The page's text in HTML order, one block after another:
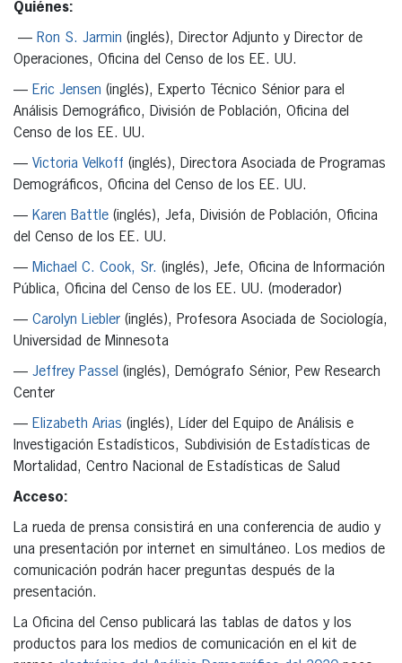
Quiénes:
— Ron S. Jarmin (inglés), Director Adjunto y Director de
Operaciones, Oficina del Censo de los EE. UU.
— Eric Jensen (inglés), Experto Técnico Sénior para el
Análisis Demográfico, División de Población, Oficina del
Censo de los EE. UU.
— Victoria Velkoff (inglés), Directora Asociada de Programas
Demográficos, Oficina del Censo de los EE. UU.
— Karen Battle (inglés), Jefa, División de Población, Oficina
del Censo de los EE. UU.
— Michael C. Cook, Sr. (inglés), Jefe, Oficina de Información
Pública, Oficina del Censo de los EE. UU. (moderador)
— Carolyn Liebler (inglés), Profesora Asociada de Sociología,
Universidad de Minnesota
— Jeffrey Passel (inglés), Demógrafo Sénior, Pew Research
Center
— Elizabeth Arias (inglés), Líder del Equipo de Análisis e
Investigación Estadísticos, Subdivisión de Estadísticas de
Mortalidad, Centro Nacional de Estadísticas de Salud
Acceso:
La rueda de prensa consistirá en una conferencia de audio y
una presentación por internet en simultáneo. Los medios de
comunicación podrán hacer preguntas después de la
presentación.
La Oficina del Censo publicará las tablas de datos y los
productos para los medios de comunicación en el kit de